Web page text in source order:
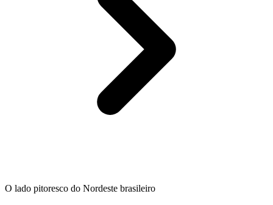
O lado pitoresco do Nordeste brasileiro